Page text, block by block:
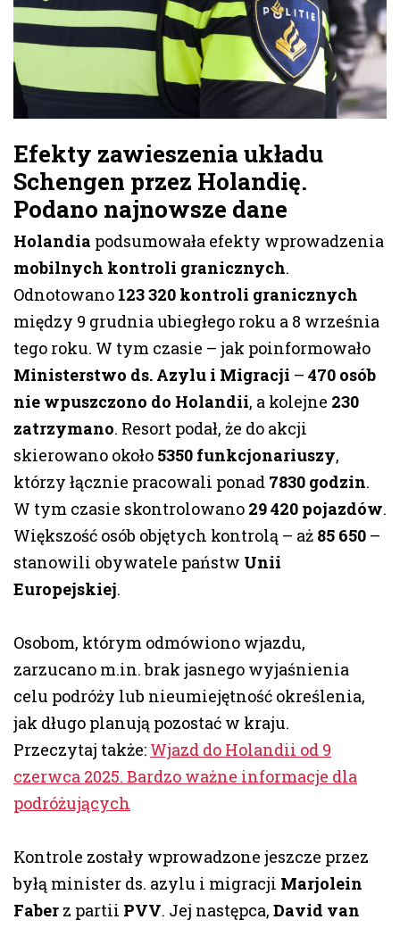
Efekty zawieszenia układu
Schengen przez Holandię.
Podano najnowsze dane
Holandia podsumowała efekty wprowadzenia
mobilnych kontroli granicznych.
Odnotowano 123 320 kontroli granicznych
między 9 grudnia ubiegłego roku a 8 września
tego roku. W tym czasie – jak poinformowało
Ministerstwo ds. Azylu i Migracji – 470 osób
nie wpuszczono do Holandii, a kolejne 230
zatrzymano. Resort podał, że do akcji
skierowano około 5350 funkcjonariuszy,
którzy łącznie pracowali ponad 7830 godzin.
W tym czasie skontrolowano 29 420 pojazdów.
Większość osób objętych kontrolą – aż 85 650 –
stanowili obywatele państw Unii
Europejskiej.
Osobom, którym odmówiono wjazdu,
zarzucano m.in. brak jasnego wyjaśnienia
celu podróży lub nieumiejętność określenia,
jak długo planują pozostać w kraju.
Przeczytaj także: Wjazd do Holandii od 9
czerwca 2025. Bardzo ważne informacje dla
podróżujących
Kontrole zostały wprowadzone jeszcze przez
byłą minister ds. azylu i migracji Marjolein
Faber z partii PVV. Jej następca, David van